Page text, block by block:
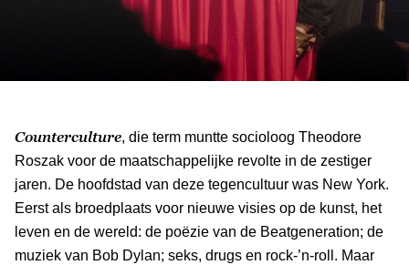
Counterculture, die term muntte socioloog Theodore
Roszak voor de maatschappelijke revolte in de zestiger
jaren. De hoofdstad van deze tegencultuur was New York.
Eerst als broedplaats voor nieuwe visies op de kunst, het
leven en de wereld: de poëzie van de Beatgeneration; de
muziek van Bob Dylan; seks, drugs en rock-’n-roll. Maar